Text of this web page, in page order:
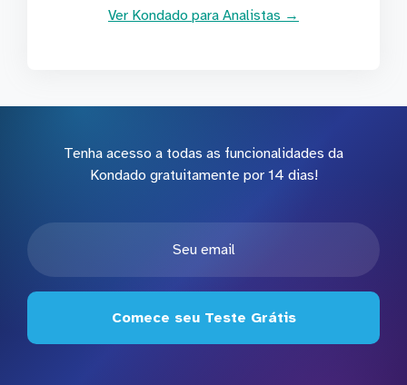
Ver Kondado para Analistas →
Tenha acesso a todas as funcionalidades da
Kondado gratuitamente por 14 dias!
Comece seu Teste Grátis